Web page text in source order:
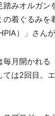
みオルガン
の着ぐるみを
）」さん
月開かれる
ては2回目。